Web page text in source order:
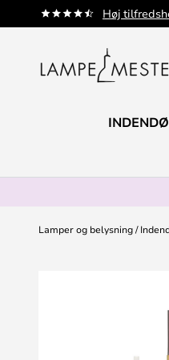
Høj
Skip
to
Lamper og belysning